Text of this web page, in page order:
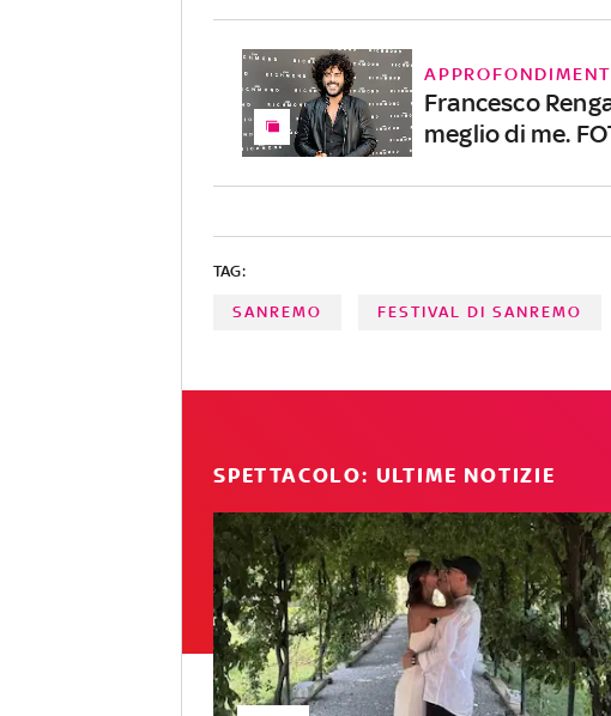
Francesco
meglio di me.
TAG:
SANREMO FESTIVAL DI SANREMO
SPETTACOLO: ULTIME NOTIZIE